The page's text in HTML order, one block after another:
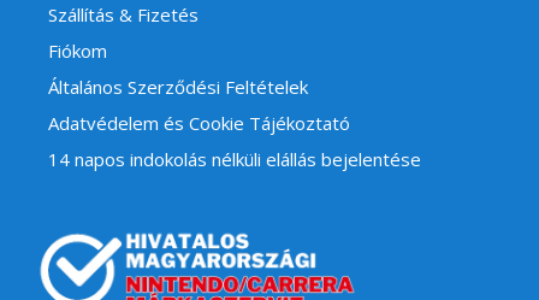
Szállítás & Fizetés
Fiókom
Általános Szerződési Feltételek
Adatvédelem és Cookie Tájékoztató
14 napos indokolás nélküli elállás bejelentése